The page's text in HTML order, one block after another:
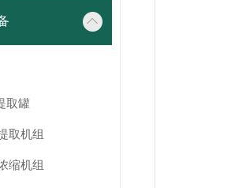
取罐
取机组
缩机组